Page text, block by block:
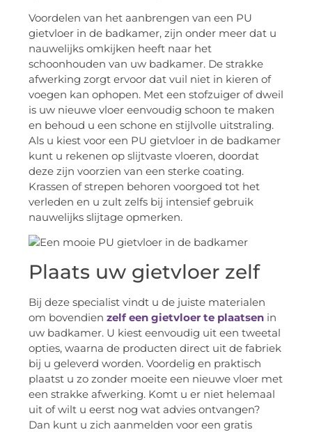
Voordelen van het aanbrengen van een PU
gietvloer in de badkamer, zijn onder meer dat u
nauwelijks omkijken heeft naar het
schoonhouden van uw badkamer. De strakke
afwerking zorgt ervoor dat vuil niet in kieren of
voegen kan ophopen. Met een stofzuiger of dweil
is uw nieuwe vloer eenvoudig schoon te maken
en behoud u een schone en stijlvolle uitstraling.
Als u kiest voor een PU gietvloer in de badkamer
kunt u rekenen op slijtvaste vloeren, doordat
deze zijn voorzien van een sterke coating.
Krassen of strepen behoren voorgoed tot het
verleden en u zult zelfs bij intensief gebruik
nauwelijks slijtage opmerken.
Plaats uw gietvloer zelf
Bij deze specialist vindt u de juiste materialen
om bovendien zelf een gietvloer te plaatsen in
uw badkamer. U kiest eenvoudig uit een tweetal
opties, waarna de producten direct uit de fabriek
bij u geleverd worden. Voordelig en praktisch
plaatst u zo zonder moeite een nieuwe vloer met
een strakke afwerking. Komt u er niet helemaal
uit of wilt u eerst nog wat advies ontvangen?
Dan kunt u zich aanmelden voor een gratis